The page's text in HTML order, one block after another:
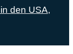
den USA,